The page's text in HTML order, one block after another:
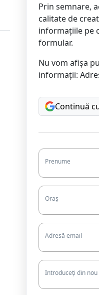
Prin semnare,
calitate de
informațiile pe
formular.
Nu vom afișa
informații:
Continuă
Prenume
Oraș
Adresă email
Introduceți din